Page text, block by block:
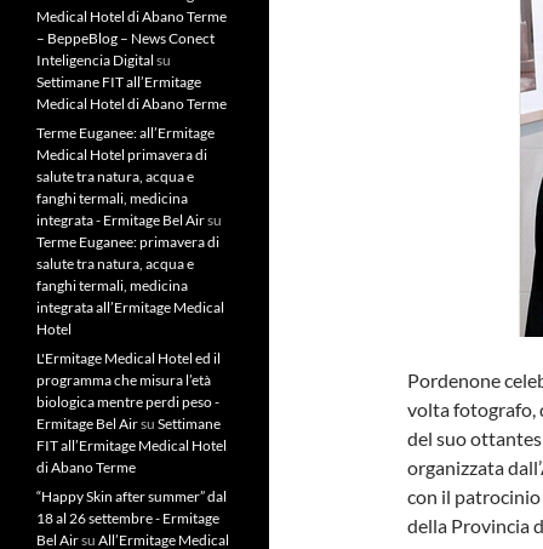
Pordenone
volta fotografo,
del suo
organizzata
con il
della Provincia
Medical Hotel di Abano Terme
– BeppeBlog – News Conect
Inteligencia Digital su
Settimane FIT all’Ermitage
Medical Hotel di Abano Terme
Terme Euganee: all’Ermitage
Medical Hotel primavera di
salute tra natura, acqua e
fanghi termali, medicina
integrata - Ermitage Bel Airsu
Terme Euganee: primavera di
salute tra natura, acqua e
fanghi termali, medicina
integrata all’Ermitage Medical
Hotel
L'Ermitage Medical Hotel ed il
programma che misura l’età
biologica mentre perdi peso -
Ermitage Bel Airsu Settimane
FIT all’Ermitage Medical Hotel
di Abano Terme
“Happy Skin after summer” dal
18 al 26 settembre - Ermitage
Bel Airsu All’Ermitage Medical